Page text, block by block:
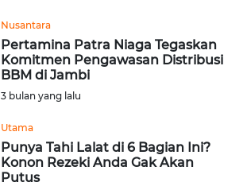
Nusantara
Pertamina Patra Niaga Tegaskan
Komitmen Pengawasan Distribusi
BBM di Jambi
3 bulan yang lalu
Utama
Punya Tahi Lalat di 6 Bagian Ini?
Konon Rezeki Anda Gak Akan
Putus